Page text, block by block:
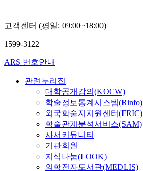
고객센터 (평일: 09:00~18:00)
1599-3122
ARS 번호안내
관련누리집
대학공개강의(KOCW)
학술정보통계시스템(Rinfo)
외국학술지지원센터(FRIC)
학술관계분석서비스(SAM)
사서커뮤니티
기관회원
지식나눔(LOOK)
의학전자도서관(MEDLIS)